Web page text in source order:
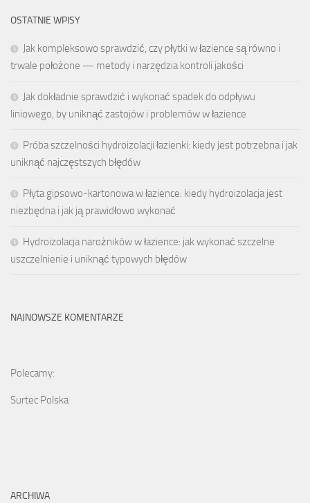
OSTATNIE WPISY
Jak kompleksowo sprawdzić, czy płytki w łazience są równo i
trwale położone — metody i narzędzia kontroli jakości
Jak dokładnie sprawdzić i wykonać spadek do odpływu
liniowego, by uniknąć zastojów i problemów w łazience
Próba szczelności hydroizolacji łazienki: kiedy jest potrzebna i jak
uniknąć najczęstszych błędów
Płyta gipsowo-kartonowa w łazience: kiedy hydroizolacja jest
niezbędna i jak ją prawidłowo wykonać
Hydroizolacja narożników w łazience: jak wykonać szczelne
uszczelnienie i uniknąć typowych błędów
NAJNOWSZE KOMENTARZE
Polecamy:
Surtec Polska
ARCHIWA